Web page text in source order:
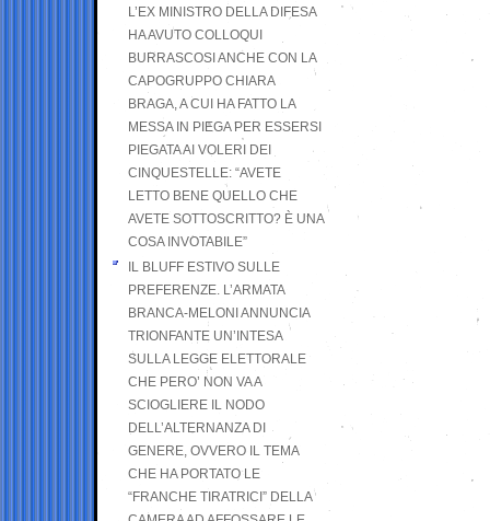
L’EX MINISTRO DELLA DIFESA
HA AVUTO COLLOQUI
BURRASCOSI ANCHE CON LA
CAPOGRUPPO CHIARA
BRAGA, A CUI HA FATTO LA
MESSA IN PIEGA PER ESSERSI
PIEGATA AI VOLERI DEI
CINQUESTELLE: “AVETE
LETTO BENE QUELLO CHE
AVETE SOTTOSCRITTO? È UNA
COSA INVOTABILE”
IL BLUFF ESTIVO SULLE
PREFERENZE. L’ARMATA
BRANCA-MELONI ANNUNCIA
TRIONFANTE UN’INTESA
SULLA LEGGE ELETTORALE
CHE PERO’ NON VA A
SCIOGLIERE IL NODO
DELL’ALTERNANZA DI
GENERE, OVVERO IL TEMA
CHE HA PORTATO LE
“FRANCHE TIRATRICI” DELLA